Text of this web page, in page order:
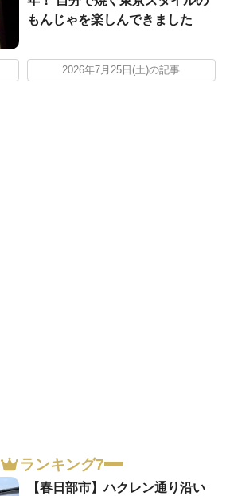
もんじゃを楽しんできました
2026年7月25日(土)の記事
ランキング7
【春日部市】ハクレン通り沿い